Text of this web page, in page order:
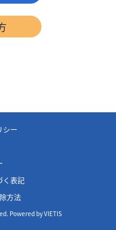
シー
く表記
方法
Powered by VIETIS